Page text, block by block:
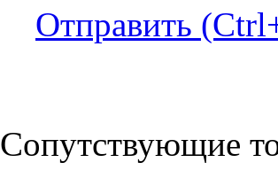
Отправить
Сопутствующие